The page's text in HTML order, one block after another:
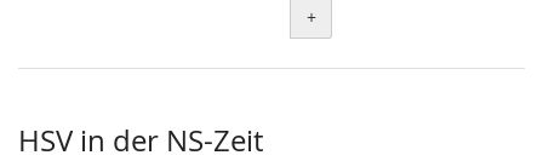
+
HSV in der NS-Zeit